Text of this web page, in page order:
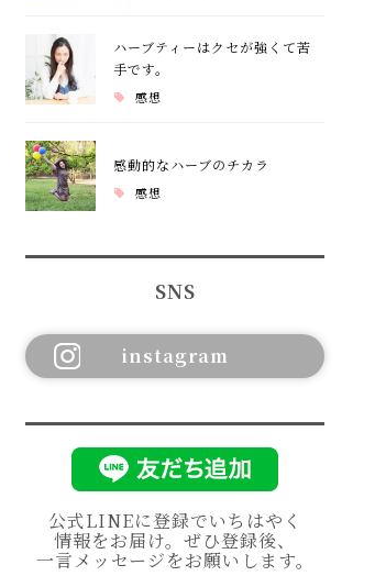
ハーブティーはクセが強くて苦
手です。
感想
感動的なハーブのチカラ
感想
SNS
instagram
公式LINEに登録でいちはやく
情報をお届け。ぜひ登録後、
一言メッセージをお願いします。